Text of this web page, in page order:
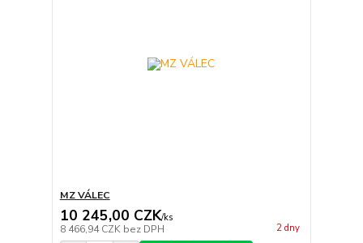
MZ VÁLEC
10 245,00 CZK/ks
8 466,94 CZK bez DPH 2 dny